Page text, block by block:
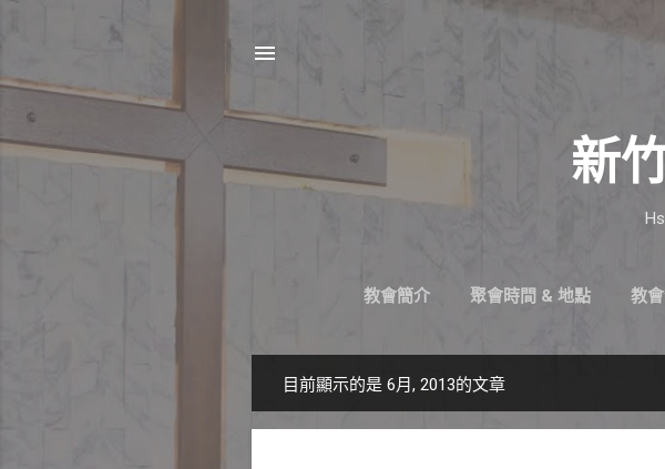
新
教會簡介 聚會時間 & 地點 教
表
目前顯示的是 6月, 2013的文章